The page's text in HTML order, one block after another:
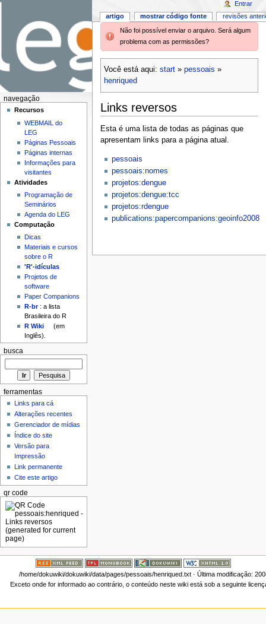
Não foi possível enviar o arquivo. Será algum
problema com as permissões?
Você está aqui: start» pessoais »
henriqued
Links reversos
Esta é uma lista de todas as páginas que
apresentam links para a página atual.
pessoais
pessoais:nomes
projetos:dengue
projetos:dengue:tcc
projetos:rdengue
publications:papercompanions:geoinfo2008
artigo mostrar código fonte revisões
Entrar
navegação
Recursos
WEBMAIL do
LEG
Páginas Pessoais
Páginas internas
Informações para
visitantes
Atividades
Programação de
Seminários
Agenda do LEG
Computação
Dicas
Materiais e cursos
sobre o R
'R'-idículas
Projetos de
software
Paper Companions
R-br: a lista
Brasileira do R
R Wiki
(em
Inglês).
busca
ferramentas
Links para cá
Alterações recentes
Gerenciador de mídias
Índice do site
Versão para
Impressão
Link permanente
Cite este artigo
qr code
/home/dokuwiki/dokuwiki/data/pages/pessoais/henriqued.txt· Última modificação:
Exceto onde for informado ao contrário, o conteúdo neste wiki está sob a seguinte